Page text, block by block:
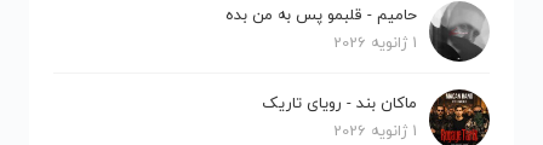
حامیم - قلبمو پس به من بده
1 ژانویه 2026
ماکان بند - رویای تاریک
1 ژانویه 2026